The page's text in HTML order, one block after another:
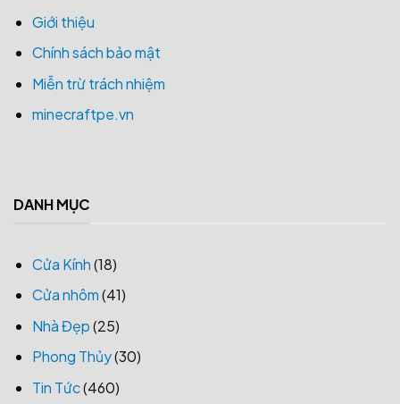
Giới thiệu
Chính sách bảo mật
Miễn trừ trách nhiệm
minecraftpe.vn
DANH MỤC
Cửa Kính(18)
Cửa nhôm(41)
Nhà Đẹp(25)
Phong Thủy(30)
Tin Tức(460)